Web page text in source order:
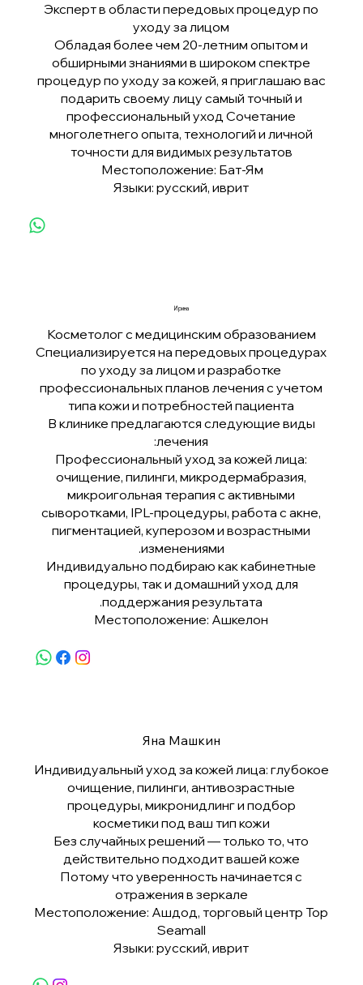
Эксперт в области передовых процедур по
уходу за лицом
Обладая более чем 20-летним опытом и
обширными знаниями в широком спектре
процедур по уходу за кожей, я приглашаю вас
подарить своему лицу самый точный и
профессиональный уход Сочетание
многолетнего опыта, технологий и личной
точности для видимых результатов
Местоположение: Бат-Ям
Языки: русский, иврит
Ирина
Косметолог с медицинским образованием
Специализируется на передовых процедурах
по уходу за лицом и разработке
профессиональных планов лечения с учетом
типа кожи и потребностей пациента
В клинике предлагаются следующие виды
лечения:
Профессиональный уход за кожей лица:
очищение, пилинги, микродермабразия,
микроигольная терапия с активными
сыворотками, IPL-процедуры, работа с акне,
пигментацией, куперозом и возрастными
изменениями.
Индивидуально подбираю как кабинетные
процедуры, так и домашний уход для
поддержания результата.
Местоположение: Ашкелон
Яна Машкин
Индивидуальный уход за кожей лица: глубокое
очищение, пилинги, антивозрастные
процедуры, микронидлинг и подбор
косметики под ваш тип кожи
Без случайных решений — только то, что
действительно подходит вашей коже
Потому что уверенность начинается с
отражения в зеркале
Местоположение: Ашдод, торговый центр Top
Seamall
Языки: русский, иврит